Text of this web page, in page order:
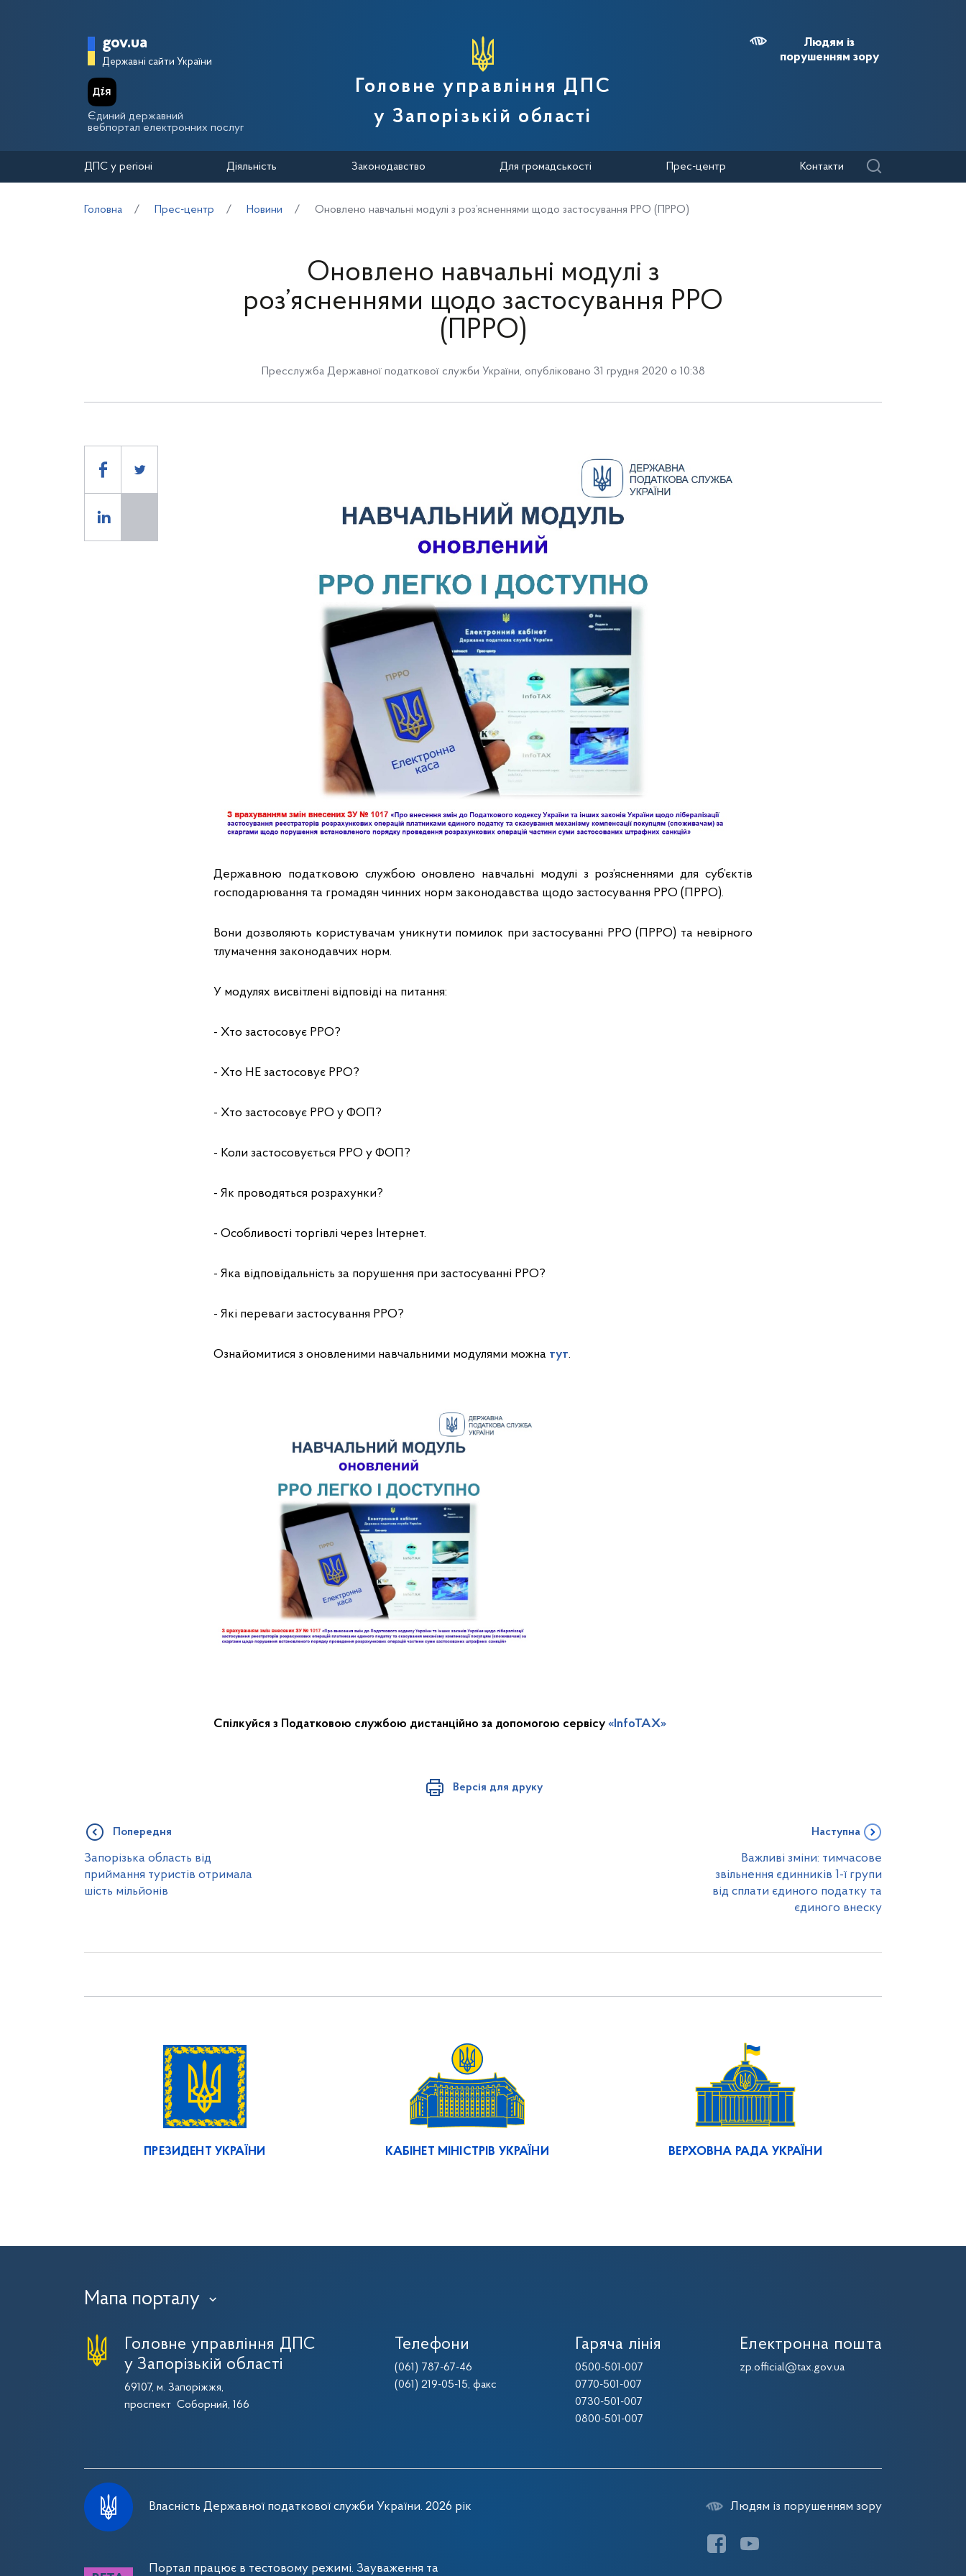
Головна сторінка Державної податкової служби України
gov.ua
Державні сайти України
Єдиний державний
вебпортал електронних послуг
Головне управління ДПС
у Запорізькій області
Людям із
порушенням зору
ДПС у регіоні Діяльність Законодавство Для громадськості Прес-центр Контакти
Головна Прес-центр Новини Оновлено навчальні модулі з роз’ясненнями щодо застосування РРО (ПРРО)
Оновлено навчальні модулі з
роз’ясненнями щодо застосування РРО
(ПРРО)
Пресслужба Державної податкової служби України, опубліковано 31 грудня 2020 о 10:38
Державною податковою службою оновлено навчальні модулі з роз’ясненнями для суб’єктів
господарювання та громадян чинних норм законодавства щодо застосування РРО (ПРРО).
Вони дозволяють користувачам уникнути помилок при застосуванні РРО (ПРРО) та невірного
тлумачення законодавчих норм.
У модулях висвітлені відповіді на питання:
- Хто застосовує РРО?
- Хто НЕ застосовує РРО?
- Хто застосовує РРО у ФОП?
- Коли застосовується РРО у ФОП?
- Як проводяться розрахунки?
- Особливості торгівлі через Інтернет.
- Яка відповідальність за порушення при застосуванні РРО?
- Які переваги застосування РРО?
Ознайомитися з оновленими навчальними модулями можна тут.
Спілкуйся з Податковою службою дистанційно за допомогою сервісу «InfoTAX»
Версія для друку
Попередня
Запорізька область від
приймання туристів отримала
шість мільйонів
Наступна
Важливі зміни: тимчасове
звільнення єдинників 1-ї групи
від сплати єдиного податку та
єдиного внеску
ПРЕЗИДЕНТ УКРАЇНИ КАБІНЕТ МІНІСТРІВ УКРАЇНИ ВЕРХОВНА РАДА УКРАЇНИ
Мапа порталу ›
Головне управління ДПС
у Запорізькій області
69107, м. Запоріжжя,
проспект Соборний, 166
Телефони
(061) 787-67-46
(061) 219-05-15, факс
Гаряча лінія
0500-501-007
0770-501-007
0730-501-007
0800-501-007
Електронна пошта
zp.official@tax.gov.ua
Власність Державної податкової служби України. 2026 рік
Портал працює в тестовому режимі. Зауваження та
Людям із порушенням зору